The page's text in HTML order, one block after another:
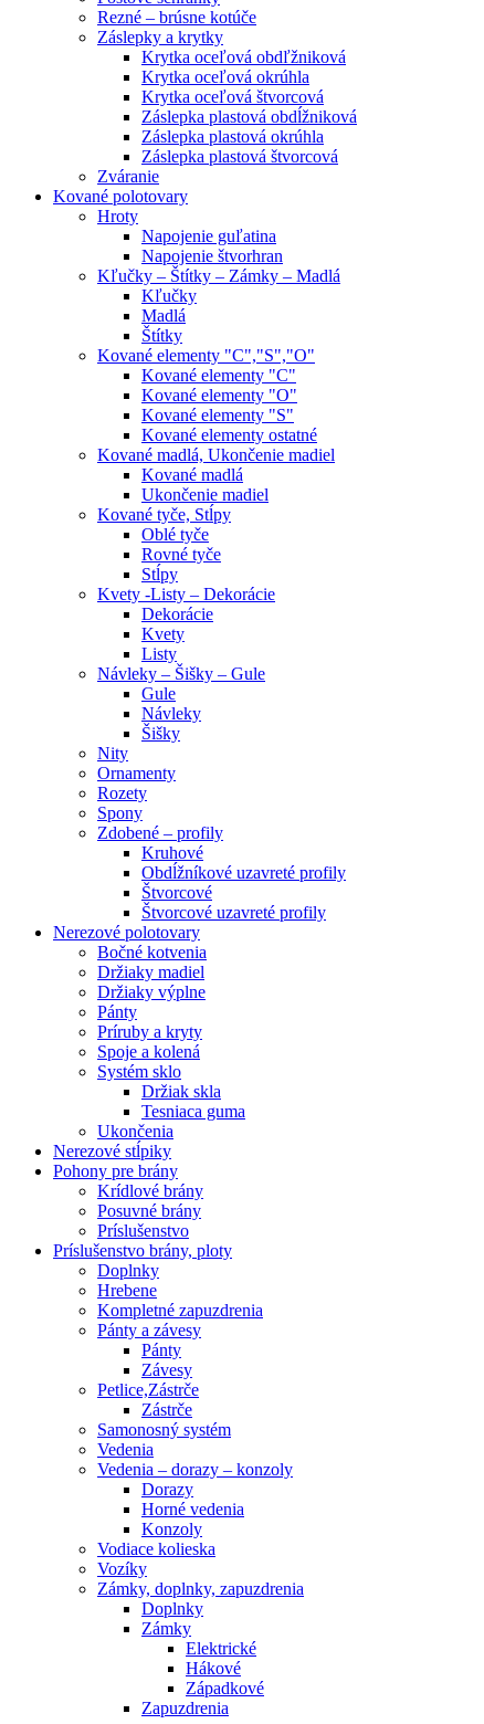
Rezné – brúsne kotúče
Záslepky a krytky
Krytka oceľová obdľžniková
Krytka oceľová okrúhla
Krytka oceľová štvorcová
Záslepka plastová obdĺžniková
Záslepka plastová okrúhla
Záslepka plastová štvorcová
Zváranie
Kované polotovary
Hroty
Napojenie guľatina
Napojenie štvorhran
Kľučky – Štítky – Zámky – Madlá
Kľučky
Madlá
Štítky
Kované elementy "C","S","O"
Kované elementy "C"
Kované elementy "O"
Kované elementy "S"
Kované elementy ostatné
Kované madlá, Ukončenie madiel
Kované madlá
Ukončenie madiel
Kované tyče, Stĺpy
Oblé tyče
Rovné tyče
Stĺpy
Kvety -Listy – Dekorácie
Dekorácie
Kvety
Listy
Návleky – Šišky – Gule
Gule
Návleky
Šišky
Nity
Ornamenty
Rozety
Spony
Zdobené – profily
Kruhové
Obdĺžníkové uzavreté profily
Štvorcové
Štvorcové uzavreté profily
Nerezové polotovary
Bočné kotvenia
Držiaky madiel
Držiaky výplne
Pánty
Príruby a kryty
Spoje a kolená
Systém sklo
Držiak skla
Tesniaca guma
Ukončenia
Nerezové stĺpiky
Pohony pre brány
Krídlové brány
Posuvné brány
Príslušenstvo
Príslušenstvo brány, ploty
Doplnky
Hrebene
Kompletné zapuzdrenia
Pánty a závesy
Pánty
Závesy
Petlice,Zástrče
Zástrče
Samonosný systém
Vedenia
Vedenia – dorazy – konzoly
Dorazy
Horné vedenia
Konzoly
Vodiace kolieska
Vozíky
Zámky, doplnky, zapuzdrenia
Doplnky
Zámky
Elektrické
Hákové
Západkové
Zapuzdrenia